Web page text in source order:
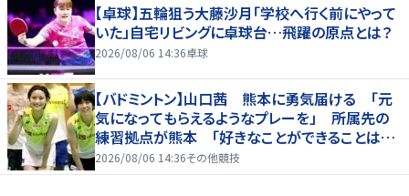
【卓球】五輪狙う大藤沙月「学校へ行く前にやって
いた」自宅リビングに卓球台…飛躍の原点とは？
2026/08/06 14:36卓球
【バドミントン】山口茜 熊本に勇気届ける 「元
気になってもらえるようなプレーを」 所属先の
練習拠点が熊本 「好きなことができることは当
たり前じゃない」
2026/08/06 14:36その他競技